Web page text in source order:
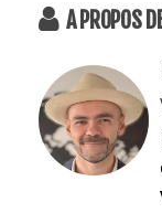
A PROPOS